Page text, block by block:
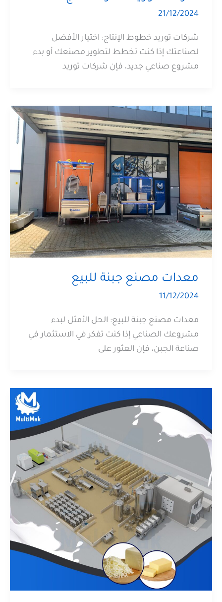
21/12/2024
شركات توريد خطوط الإنتاج: اختيار الأفضل
لصناعتك إذا كنت تخطط لتطوير مصنعك أو بدء
مشروع صناعي جديد، فإن شركات توريد
معدات مصنع جبنة للبيع
11/12/2024
معدات مصنع جبنة للبيع: الحل الأمثل لبدء
مشروعك الصناعي إذا كنت تفكر في الاستثمار في
صناعة الجبن، فإن العثور على